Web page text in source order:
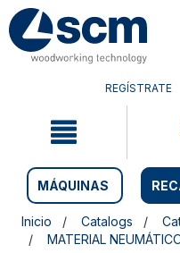
Saltar
contenido
Saltar
menú
REGÍSTRATE
MÁQUINAS
Inicio Catalogs
MATERIAL